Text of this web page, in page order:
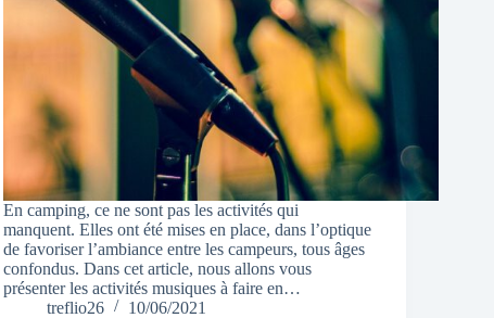
En camping, ce ne sont pas les activités qui
manquent. Elles ont été mises en place, dans l’optique
de favoriser l’ambiance entre les campeurs, tous âges
confondus. Dans cet article, nous allons vous
présenter les activités musiques à faire en…
treflio26
10/06/2021